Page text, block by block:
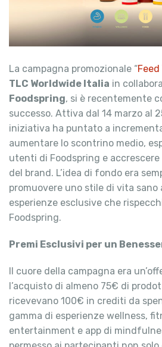
La campagna promozionale “
TLC Worldwide Italia in
Foodspring, si è recentemente
successo. Attiva dal 14 marzo al
iniziativa ha puntato a
aumentare lo scontrino medio,
utenti di Foodspring e accrescere
del brand. L’idea di fondo era
promuovere uno stile di vita sano
esperienze esclusive che
Foodspring.
Premi Esclusivi per un
Il cuore della campagna era
l’acquisto di almeno 75€ di
ricevevano 100€ in crediti da
gamma di esperienze wellness,
entertainment e app di